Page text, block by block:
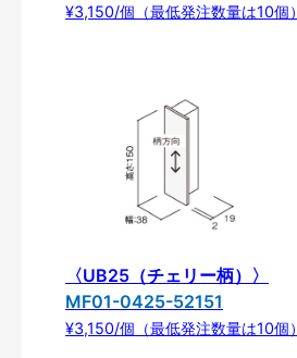
¥3,150/個（最低発注数量は10個）
〈UB25（チェリー柄）〉
MF01-0425-52151
¥3,150/個（最低発注数量は10個）